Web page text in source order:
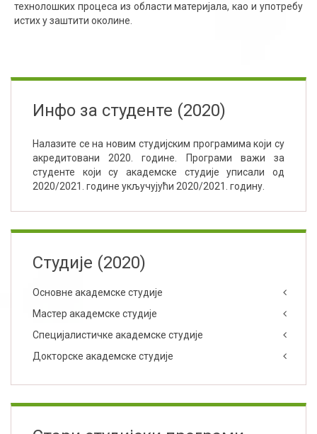
технолошких процеса из области материјала, као и употребу
истих у заштити околине.
Инфо за студенте (2020)
Налазите се на новим студијским програмима који су
акредитовани 2020. године. Програми важи за
студенте који су академске студије уписали од
2020/2021. године укључујући 2020/2021. годину.
Студије (2020)
Основне академске студије
Мастер академске студије
Специјалистичке академске студије
Докторске академске студије